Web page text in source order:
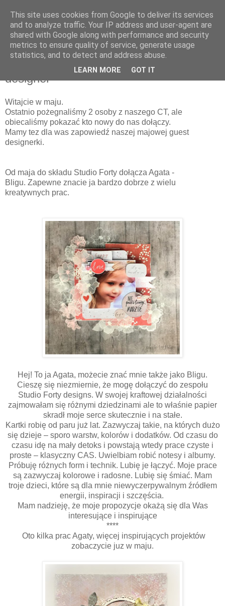
wtorek, 2 maja 2017
Nowa projektantka i majowy guest
designer
Witajcie w maju.
Ostatnio pożegnaliśmy 2 osoby z naszego CT, ale
obiecaliśmy pokazać kto nowy do nas dołączy.
Mamy tez dla was zapowiedź naszej majowej guest
designerki.
Od maja do składu Studio Forty dołącza Agata -
Bligu. Zapewne znacie ja bardzo dobrze z wielu
kreatywnych prac.
Hej! To ja Agata, możecie znać mnie także jako Bligu.
Cieszę się niezmiernie, że mogę dołączyć do zespołu
Studio Forty designs. W swojej kraftowej działalności
zajmowałam się różnymi dziedzinami ale to właśnie papier
skradł moje serce skutecznie i na stałe.
Kartki robię od paru już lat. Zazwyczaj takie, na których dużo
się dzieje – sporo warstw, kolorów i dodatków. Od czasu do
czasu idę na mały detoks i powstają wtedy prace czyste i
proste – klasyczny CAS. Uwielbiam robić notesy i albumy.
Próbuję różnych form i technik. Lubię je łączyć. Moje prace
są zazwyczaj kolorowe i radosne. Lubię się śmiać. Mam
troje dzieci, które są dla mnie niewyczerpywalnym źródłem
energii, inspiracji i szczęścia.
Mam nadzieję, że moje propozycje okażą się dla Was
interesujące i inspirujące
****
Oto kilka prac Agaty, więcej inspirujących projektów
zobaczycie juz w maju.
This site uses cookies from Google to deliver its services
and to analyze traffic. Your IP address and user-agent are
shared with Google along with performance and security
metrics to ensure quality of service, generate usage
statistics, and to detect and address abuse.
LEARN MORE GOT IT